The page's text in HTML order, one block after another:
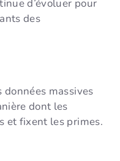
d’évoluer pour
des
massives
dont les
et fixent les primes.